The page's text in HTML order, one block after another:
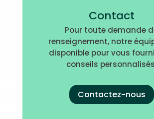
Contact
Pour toute demande
renseignement, notre
disponible pour vous
conseils
Contactez-nous